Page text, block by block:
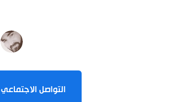
فاتح نورين
21:51
التواصل الاجتماعي